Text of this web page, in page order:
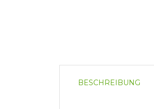
BESCHREIBUNG